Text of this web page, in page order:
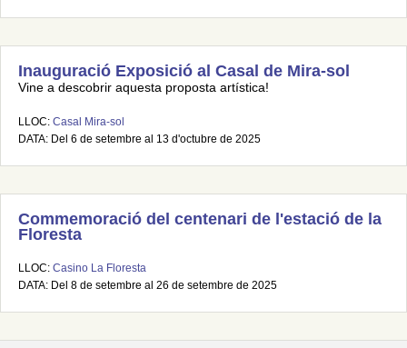
Inauguració Exposició al Casal de Mira-sol
Vine a descobrir aquesta proposta artística!
LLOC: Casal Mira-sol
DATA: Del 6 de setembre al 13 d'octubre de 2025
Commemoració del centenari de l'estació de la
Floresta
LLOC: Casino La Floresta
DATA: Del 8 de setembre al 26 de setembre de 2025